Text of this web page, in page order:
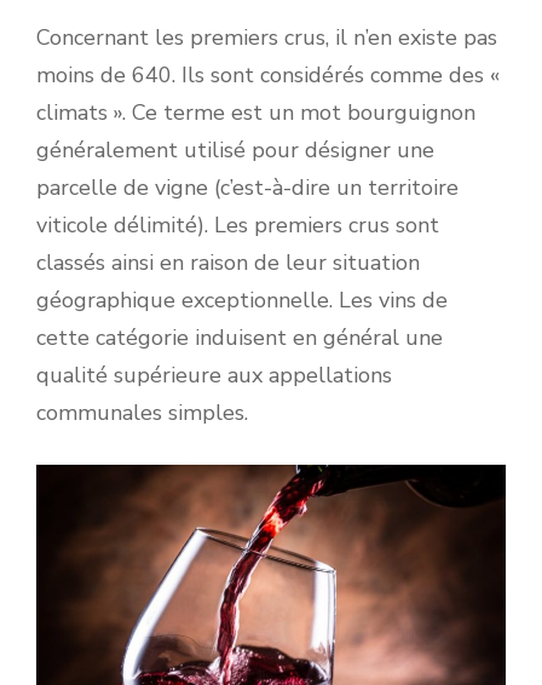
Concernant les premiers crus, il n’en existe pas
moins de 640. Ils sont considérés comme des «
climats ». Ce terme est un mot bourguignon
généralement utilisé pour désigner une
parcelle de vigne (c’est-à-dire un territoire
viticole délimité). Les premiers crus sont
classés ainsi en raison de leur situation
géographique exceptionnelle. Les vins de
cette catégorie induisent en général une
qualité supérieure aux appellations
communales simples.